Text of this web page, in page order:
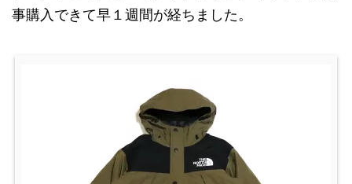
事購入できて早１週間が経ちました。